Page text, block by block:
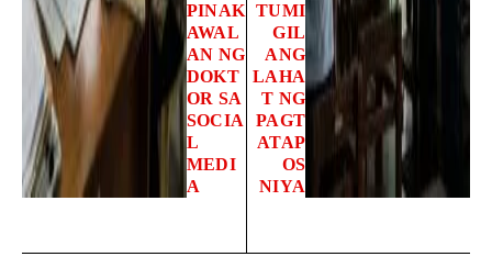
PINAK
AWAL
AN NG
DOKT
OR SA
SOCIA
L
MEDI
A
TUMI
GIL
ANG
LAHA
T NG
PAGT
ATAP
OS
NIYA